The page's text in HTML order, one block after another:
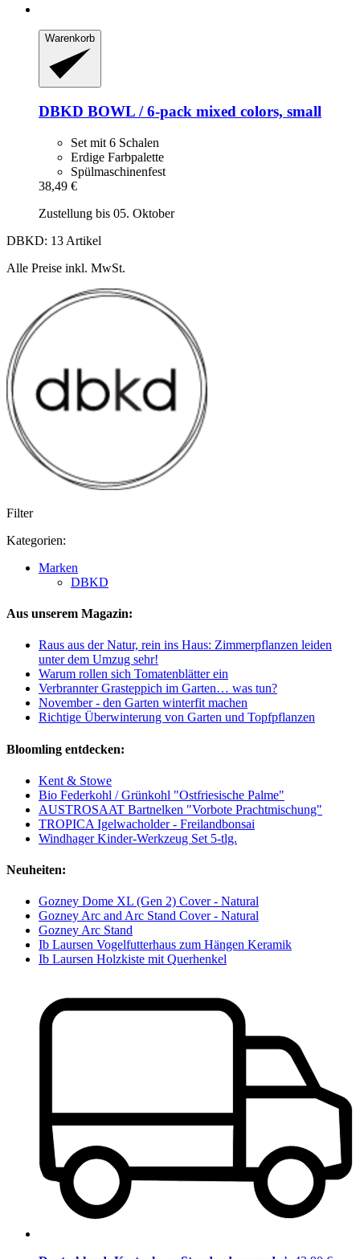
Warenkorb
DBKD BOWL / 6-​pack mixed colors, small
Set mit 6 Schalen
Erdige Farbpalette
Spülmaschinenfest
38,49 €
Zustellung bis 05. Oktober
DBKD: 13 Artikel
Alle Preise inkl. MwSt.
Filter
Kategorien:
Marken
DBKD
Aus unserem Magazin:
Raus aus der Natur, rein ins Haus: Zimmerpflanzen leiden
unter dem Umzug sehr!
Warum rollen sich Tomatenblätter ein
Verbrannter Grasteppich im Garten… was tun?
November - den Garten winterfit machen
Richtige Überwinterung von Garten und Topfpflanzen
Bloomling entdecken:
Kent & Stowe
Bio Federkohl / Grünkohl "Ostfriesische Palme"
AUSTROSAAT Bartnelken "Vorbote Prachtmischung"
TROPICA Igelwacholder - Freilandbonsai
Windhager Kinder-Werkzeug Set 5-tlg.
Neuheiten:
Gozney Dome XL (Gen 2) Cover - Natural
Gozney Arc and Arc Stand Cover - Natural
Gozney Arc Stand
Ib Laursen Vogelfutterhaus zum Hängen Keramik
Ib Laursen Holzkiste mit Querhenkel